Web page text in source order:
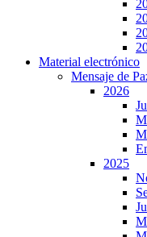
Material electrónico
Mensaje de
2026
2025